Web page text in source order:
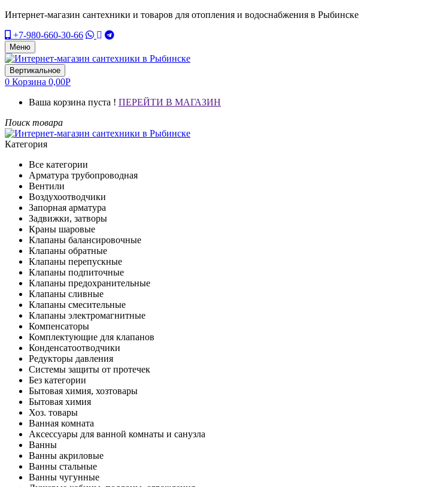
Интернет-магазин сантехники и товаров для отопления и водоснабжения в Рыбинске
+7-980-660-30-66
Меню
Вертикальное
0 Корзина 0,00Р
Ваша корзина пуста ! ПЕРЕЙТИ В МАГАЗИН
Поиск товара
Категория
Все категории
Арматура трубопроводная
Вентили
Воздухоотводчики
Запорная арматура
Задвижки, затворы
Краны шаровые
Клапаны балансировочные
Клапаны обратные
Клапаны перепускные
Клапаны подпиточные
Клапаны предохранительные
Клапаны сливные
Клапаны смесительные
Клапаны электромагнитные
Компенсаторы
Комплектующие для клапанов
Конденсатоотводчики
Редукторы давления
Системы защиты от протечек
Без категории
Бытовая химия, хозтовары
Бытовая химия
Хоз. товары
Ванная комната
Аксессуары для ванной комнаты и санузла
Ванны
Ванны акриловые
Ванны стальные
Ванны чугунные